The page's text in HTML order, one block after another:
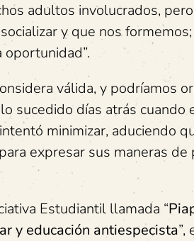
adultos involucrados,
y que nos
válida, y podríamos
sucedido días atrás cuando
minimizar, aduciendo
expresar sus maneras de
Estudiantil llamada “
y educación antiespecista”,